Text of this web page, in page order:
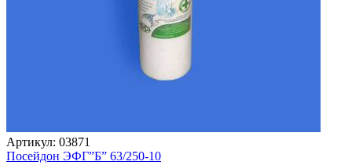
Артикул: 03871
Посейдон ЭФГ”Б” 63/250-10